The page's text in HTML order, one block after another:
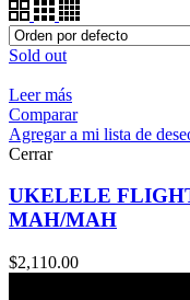
Sold out
Leer más
Comparar
Agregar a mi lista de
Cerrar
UKELELE
MAH/MAH
$2,110.00